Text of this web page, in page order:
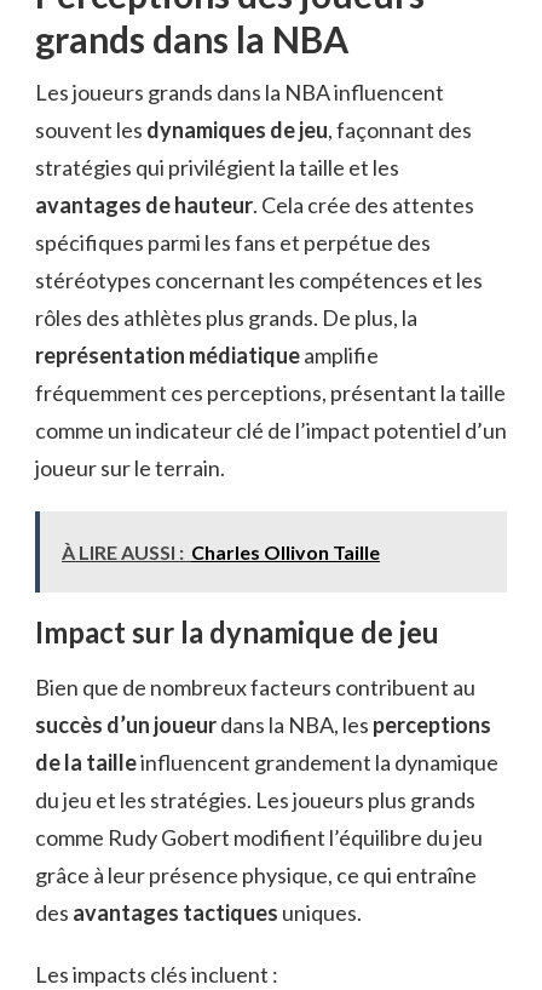
grands dans la NBA
Les joueurs grands dans la NBA influencent
souvent les dynamiques de jeu, façonnant des
stratégies qui privilégient la taille et les
avantages de hauteur. Cela crée des attentes
spécifiques parmi les fans et perpétue des
stéréotypes concernant les compétences et les
rôles des athlètes plus grands. De plus, la
représentation médiatiqueamplifie
fréquemment ces perceptions, présentant la taille
comme un indicateur clé de l’impact potentiel d’un
joueur sur le terrain.
À LIRE AUSSI : Charles Ollivon Taille
Impact sur la dynamique de jeu
Bien que de nombreux facteurs contribuent au
succès d’un joueurdans la NBA, les perceptions
de la tailleinfluencent grandement la dynamique
du jeu et les stratégies. Les joueurs plus grands
comme Rudy Gobert modifient l’équilibre du jeu
grâce à leur présence physique, ce qui entraîne
des avantages tactiques uniques.
Les impacts clés incluent :